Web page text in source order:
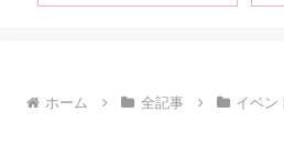
品」5作品をAV廃人くろがね
久
ホーム 全記事 イベン